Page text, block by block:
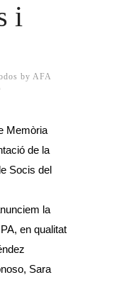
i
by AFA
Memòria
de la
Socis del
la
en qualitat
Sara